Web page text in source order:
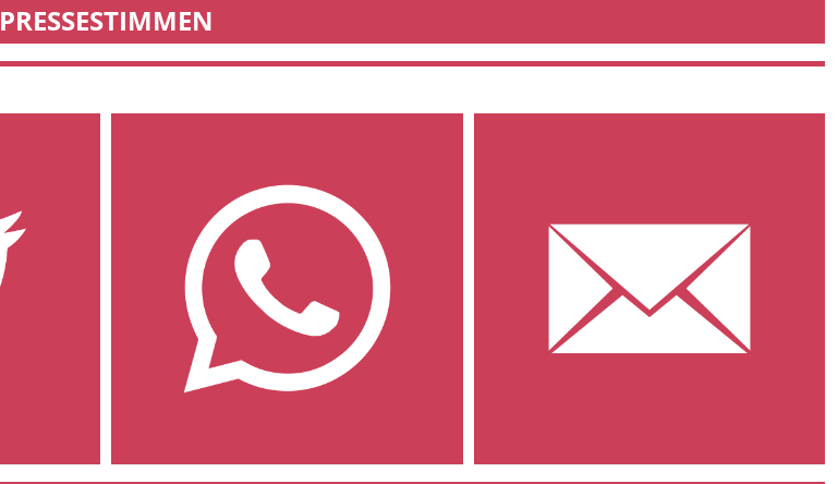
PRESSESTIMMEN